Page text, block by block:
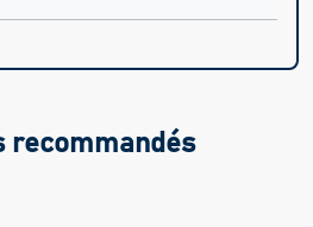
recommandés